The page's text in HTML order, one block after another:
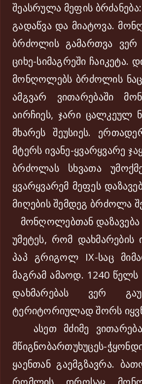
შეასრულა მეფის
გადაწვა და მიატოვა.
ბრძოლის გამართვა
ციხე-სიმაგრეში
მონღოლებს ბრძოლის
ამგვარ ვითარებაში
აირჩიეს, ჯარი ცალკეულ
მხარეს შეუსიეს.
მტერს ივანე-ყვარყვარე
ბრძოლას სხვათა
ყვარყვარემ მეფეს
მიღების შემდეგ ბრძოლა
მონღოლებთან დაზავება
უმეტეს, რომ დახმარების
პაპ გრიგოლ IX-საც
მაგრამ ამაოდ. 1240
დახმარებას ვერ
ტერიტორიულად შორს
ასეთ მძიმე
მწიგნობართუხუცეს-
ყაენთან გაემგზავრა.